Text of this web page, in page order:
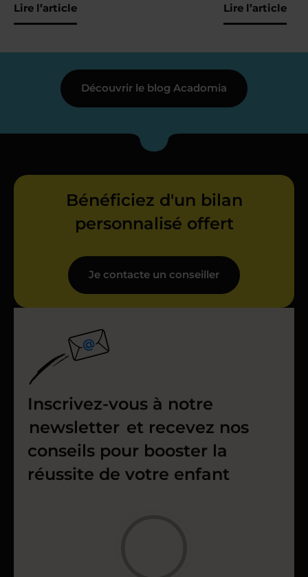
Lire l’article Lire l’article
Découvrir le blog Acadomia
Bénéficiez d'un bilan
personnalisé offert
Je contacte un conseiller
Inscrivez-vous à notre
newsletter et recevez nos
conseils pour booster la
réussite de votre enfant